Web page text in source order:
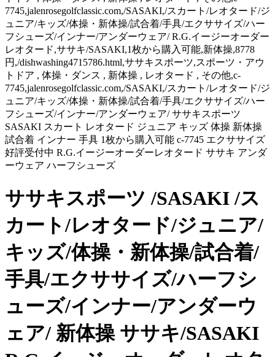
7745,jalenrosegolfclassic.com,/SASAKI,/スカート/レオタード/ジ
ュニア/キッズ/体操・新体操/試合着/手具/エクササイズ/ハー
フシューズ/インナー/アンダーウェア/ R.G.イージーオーダー
レオタード,ササキ/SASAKI,1枚から購入可能,新体操,8778
円,/dishwashing4715786.html,ササキスポーツ,スポーツ・アウ
トドア , 体操・ダンス , 新体操 , レオタード , その他,c-
7745,jalenrosegolfclassic.com,/SASAKI,/スカート/レオタード/ジ
ュニア/キッズ/体操・新体操/試合着/手具/エクササイズ/ハー
フシューズ/インナー/アンダーウェア/ ササキスポーツ
SASAKI スカート レオタード ジュニア キッズ 体操 新体操
試合着 インナー 手具 1枚から購入可能 c-7745 エクササイズ
好評受付中 R.G.イージーオーダーレオタード ササキ アンダ
ーウェア ハーフシューズ
ササキスポーツ /SASAKI /ス
カート/レオタード/ジュニア/
キッズ/体操・新体操/試合着/
手具/エクササイズ/ハーフシ
ューズ/インナー/アンダーウ
ェア/ 新体操 ササキ/SASAKI